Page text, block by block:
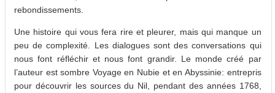
rebondissements.
Une histoire qui vous fera rire et pleurer, mais qui manque un
peu de complexité. Les dialogues sont des conversations qui
nous font réfléchir et nous font grandir. Le monde créé par
l’auteur est sombre Voyage en Nubie et en Abyssinie: entrepris
pour découvrir les sources du Nil, pendant des années 1768,